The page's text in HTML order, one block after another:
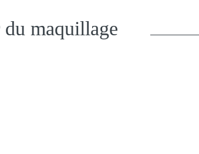
maquillage